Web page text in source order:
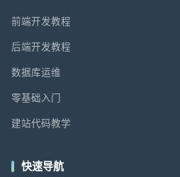
前端开发教程
后端开发教程
数据库运维
零基础入门
建站代码教学
快速导航